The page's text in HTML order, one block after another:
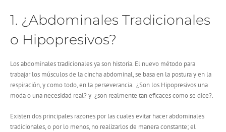
1. ¿Abdominales Tradicionales
o Hipopresivos?
Los abdominales tradicionales ya son historia. El nuevo método para
trabajar los músculos de la cincha abdominal, se basa en la postura y en la
respiración, y como todo, en la perseverancia. ¿Son los Hipopresivos una
moda o una necesidad real? y ¿son realmente tan eficaces como se dice?.
Existen dos principales razones por las cuales evitar hacer abdominales
tradicionales, o por lo menos, no realizarlos de manera constante; el